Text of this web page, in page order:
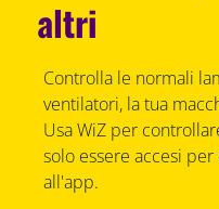
altri
Controlla le normali
ventilatori, la tua
Usa WiZ per
solo essere accesi
all'app.